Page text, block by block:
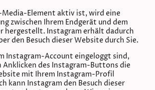
Media-Element aktiv ist, wird eine
zwischen Ihrem Endgerät und dem
hergestellt. Instagram erhält dadurch
den Besuch dieser Website durch Sie.
Instagram-Account eingeloggt sind,
Anklicken des Instagram-Buttons die
mit Ihrem Instagram-Profil
kann Instagram den Besuch dieser